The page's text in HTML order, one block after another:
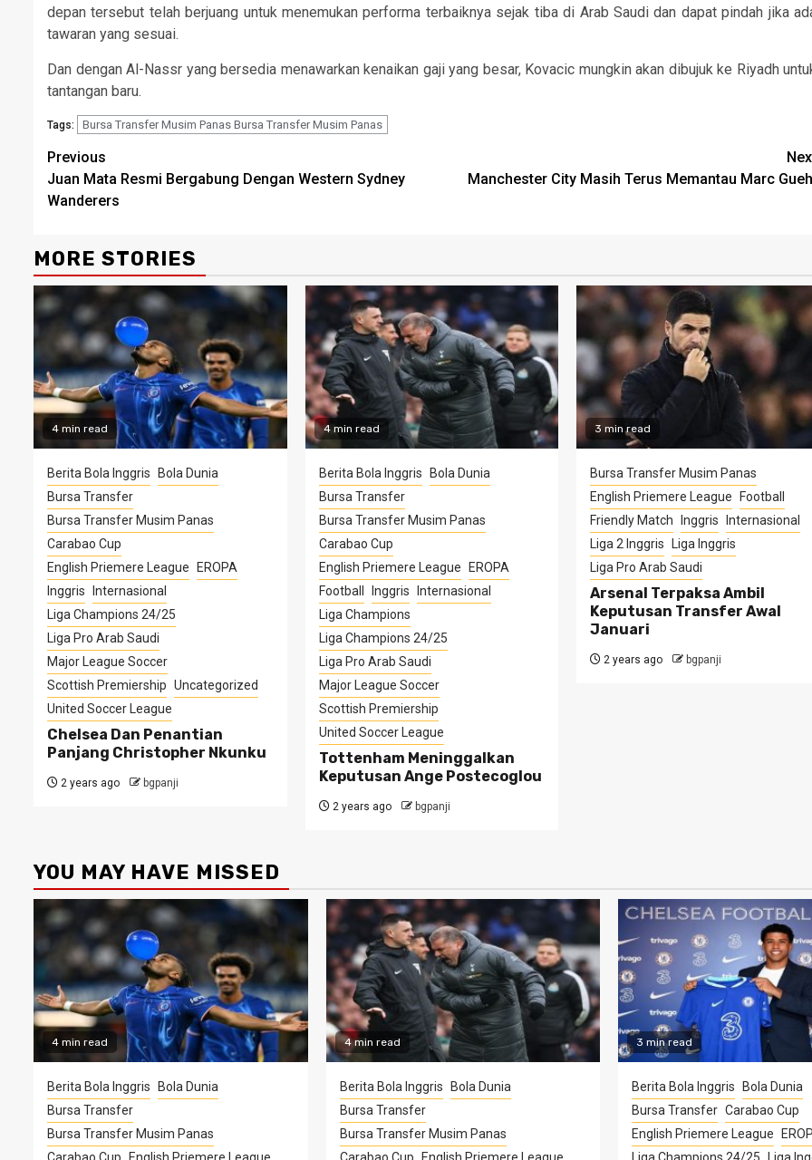
depan tersebut telah berjuang untuk menemukan performa terbaiknya sejak tiba di Arab Saudi dan dapat pindah jika
tawaran yang sesuai.
Dan dengan Al-Nassr yang bersedia menawarkan kenaikan gaji yang besar, Kovacic mungkin akan dibujuk ke Riyadh
tantangan baru.
Tags: Bursa Transfer Musim Panas Bursa Transfer Musim Panas
Continue
Reading
Previous
Juan Mata Resmi Bergabung Dengan Western Sydney
Wanderers
Manchester City Masih Terus Memantau Marc
MORE STORIES
4 min read
Berita Bola Inggris
Bola Dunia
Bursa Transfer
Bursa Transfer Musim Panas
Carabao Cup
English Priemere League
EROPA
Inggris
Internasional
Liga Champions 24/25
Liga Pro Arab Saudi
Major League Soccer
Scottish Premiership Uncategorized
United Soccer League
Chelsea Dan Penantian
Panjang Christopher Nkunku
2 years ago bgpanji
4 min read
Berita Bola Inggris
Bola Dunia
Bursa Transfer
Bursa Transfer Musim Panas
Carabao Cup
English Priemere League
EROPA
Football
Inggris
Internasional
Liga Champions
Liga Champions 24/25
Liga Pro Arab Saudi
Major League Soccer
Scottish Premiership
United Soccer League
Tottenham Meninggalkan
Keputusan Ange Postecoglou
2 years ago bgpanji
3 min read
Bursa Transfer Musim Panas
English Priemere League
Football
Friendly Match
Inggris
Internasional
Liga 2 Inggris
Liga Inggris
Liga Pro Arab Saudi
Arsenal Terpaksa Ambil
Keputusan Transfer Awal
Januari
2 years ago bgpanji
YOU MAY HAVE MISSED
4 min read
Berita Bola Inggris
Bola Dunia
Bursa Transfer
Bursa Transfer Musim Panas
Carabao Cup
English Priemere League
4 min read
Berita Bola Inggris
Bola Dunia
Bursa Transfer
Bursa Transfer Musim Panas
Carabao Cup
English Priemere League
3 min read
Berita Bola Inggris
Bola Dunia
Bursa Transfer Carabao Cup
English Priemere League
Liga Champions 24/25
Liga